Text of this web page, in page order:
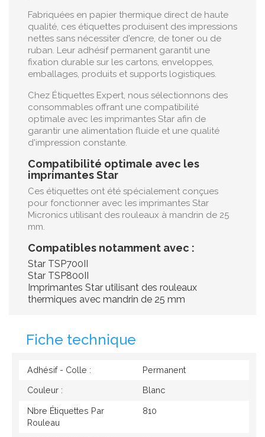
Fabriquées en papier thermique direct de haute
qualité, ces étiquettes produisent des impressions
nettes sans nécessiter d'encre, de toner ou de
ruban. Leur adhésif permanent garantit une
fixation durable sur les cartons, enveloppes,
emballages, produits et supports logistiques.
Chez Étiquettes Expert, nous sélectionnons des
consommables offrant une compatibilité
optimale avec les imprimantes Star afin de
garantir une alimentation fluide et une qualité
d'impression constante.
Compatibilité optimale avec les
imprimantes Star
Ces étiquettes ont été spécialement conçues
pour fonctionner avec les imprimantes Star
Micronics utilisant des rouleaux à mandrin de 25
mm.
Compatibles notamment avec :
Star TSP700II
Star TSP800II
Imprimantes Star utilisant des rouleaux
thermiques avec mandrin de 25 mm
Fiche technique
Adhésif - Colle : Permanent
Couleur : Blanc
Nbre Étiquettes Par
Rouleau
810